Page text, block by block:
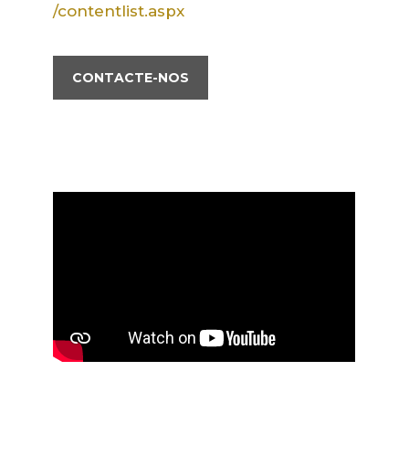
/contentlist.aspx
CONTACTE-NOS